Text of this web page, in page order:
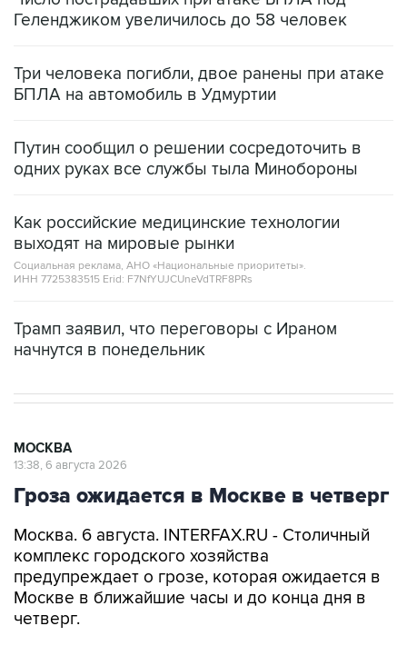
Геленджиком увеличилось до 58 человек
Три человека погибли, двое ранены при атаке
БПЛА на автомобиль в Удмуртии
Путин сообщил о решении сосредоточить в
одних руках все службы тыла Минобороны
Как российские медицинские технологии
выходят на мировые рынки
Социальная реклама, АНО «Национальные приоритеты».
ИНН 7725383515 Erid: F7NfYUJCUneVdTRF8PRs
Трамп заявил, что переговоры с Ираном
начнутся в понедельник
МОСКВА
13:38, 6 августа 2026
Гроза ожидается в Москве в четверг
Москва. 6 августа. INTERFAX.RU - Столичный
комплекс городского хозяйства
предупреждает о грозе, которая ожидается в
Москве в ближайшие часы и до конца дня в
четверг.